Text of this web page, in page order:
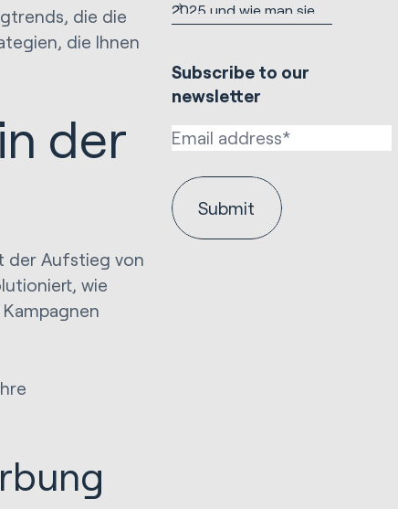
die die
die Ihnen
der
der Aufstieg von
wie
2025 und wie man sie
Subscribe to our
newsletter